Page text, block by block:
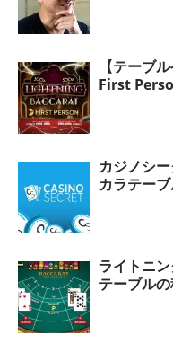
【テーブ
First
カジノシ
カラテー
ライトニ
テーブル